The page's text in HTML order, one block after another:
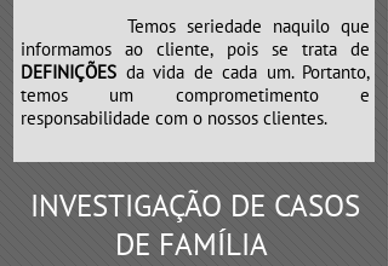
Temos seriedade naquilo que
informamos ao cliente, pois se trata de
DEFINIÇÕES da vida de cada um. Portanto,
temos um comprometimento e
responsabilidade com o nossos clientes.
INVESTIGAÇÃO DE CASOS
DE FAMÍLIA